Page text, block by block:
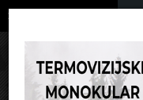
Vaša košarica je še prazna